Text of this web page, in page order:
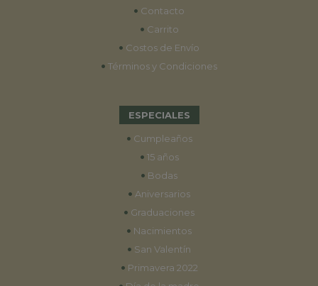
• Contacto
• Carrito
• Costos de Envío
• Términos y Condiciones
ESPECIALES
• Cumpleaños
• 15 años
• Bodas
• Aniversarios
• Graduaciones
• Nacimientos
• San Valentín
• Primavera 2022